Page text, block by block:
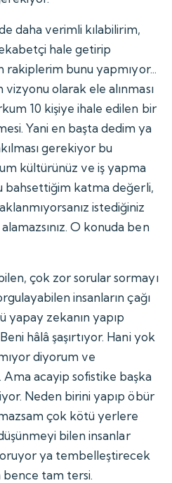
daha verimli kılabilirim,
hale getirip
rakiplerim bunu yapmıyor...
olarak ele alınması
10 kişiye ihale edilen bir
Yani en başta dedim ya
gerekiyor bu
kültürünüz ve iş yapma
bahsettiğim katma değerli,
istediğiniz
O konuda ben
çok zor sorular sormayı
insanların çağı
yapay zekanın yapıp
hâlâ şaşırtıyor. Hani yok
diyorum ve
acayip sofistike başka
Neden birini yapıp öbür
çok kötü yerlere
bilen insanlar
ya tembelleştirecek
bence tam tersi.